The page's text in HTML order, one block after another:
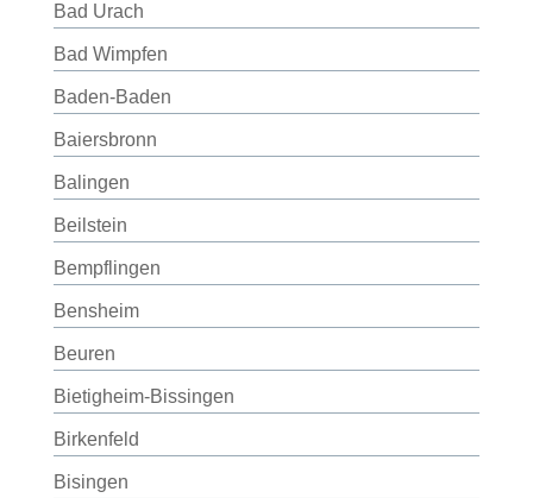
Bad Urach
Bad Wimpfen
Baden-Baden
Baiersbronn
Balingen
Beilstein
Bempflingen
Bensheim
Beuren
Bietigheim-Bissingen
Birkenfeld
Bisingen